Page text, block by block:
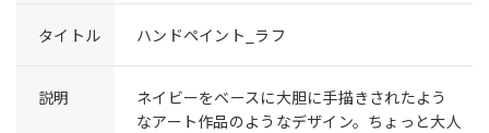
タイトル ハンドペイント_ラフ
説明
ネイビーをベースに大胆に手描きされたよう
なアート作品のようなデザイン。ちょっと大人